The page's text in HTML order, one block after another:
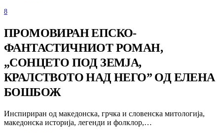
8
ПРОМОВИРАН ЕПСКО-
ФАНТАСТИЧНИОТ РОМАН,
„СОНЦЕТО ПОД ЗЕМЈА,
КРАЛСТВОТО НАД НЕГО” ОД ЕЛЕНА
БОШБОЖ
Инспириран од македонска, грчка и словенска митологија,
македонска историја, легенди и фолклор,…